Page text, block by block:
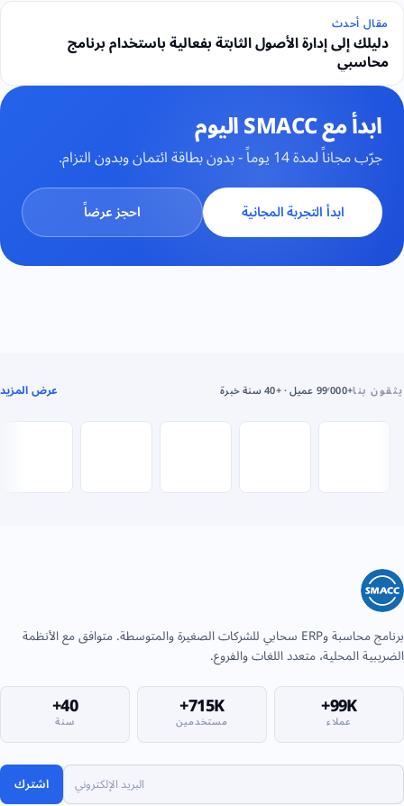
مقال أحدث
دليلك إلى إدارة الأصول الثابتة بفعالية باستخدام برنامج
محاسبي
ابدأ مع SMACC اليوم
جرّب مجاناً لمدة 14 يوماً - بدون بطاقة ائتمان وبدون التزام.
ابدأ التجربة المجانية احجز عرضاً
يثقون بنا+99٬000 عميل · +40 سنة خبرة عرض المزيد
برنامج محاسبة وERP سحابي للشركات الصغيرة والمتوسطة. متوافق مع الأنظمة
الضريبية المحلية، متعدد اللغات والفروع.
99K+
عملاء 715K+
مستخدمين 40+
سنة
اشترك